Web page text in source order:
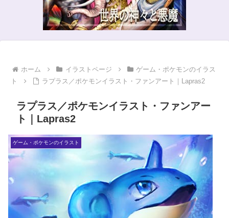
ホーム イラストページ
ゲーム・ポケモンのイラス
ト
ラプラス／ポケモンイラスト・ファンアート｜Lapras2
ラプラス／ポケモンイラスト・ファンアー
ト｜Lapras2
ゲーム・ポケモンのイラスト